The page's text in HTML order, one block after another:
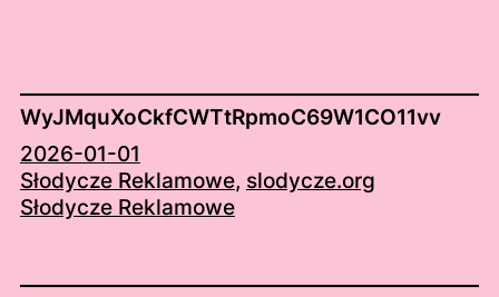
WyJMquXoCkfCWTtRpmoC69W1CO11vv
2026-01-01
Słodycze Reklamowe, slodycze.org
Słodycze Reklamowe